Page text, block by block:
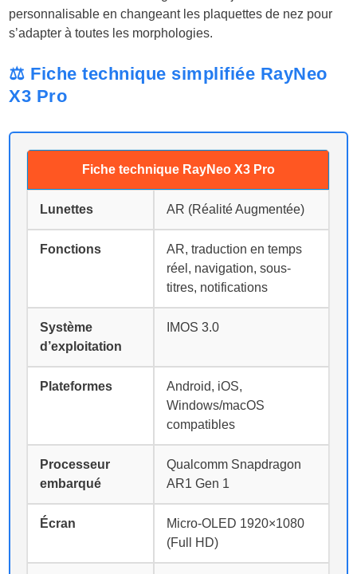
personnalisable en changeant les plaquettes de nez pour
s’adapter à toutes les morphologies.
⚖️ Fiche technique simplifiée RayNeo
X3 Pro
Fiche technique RayNeo X3 Pro
Lunettes AR (Réalité Augmentée)
Fonctions
AR, traduction en temps
réel, navigation, sous-
titres, notifications
Système
d’exploitation
IMOS 3.0
Plateformes
Android, iOS,
Windows/macOS
compatibles
Processeur
embarqué
Qualcomm Snapdragon
AR1 Gen 1
Écran
Micro-OLED 1920×1080
(Full HD)